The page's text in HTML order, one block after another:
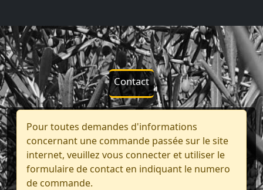
Contact
Pour toutes demandes d'informations
concernant une commande passée sur le site
internet, veuillez vous connecter et utiliser le
formulaire de contact en indiquant le numero
de commande.